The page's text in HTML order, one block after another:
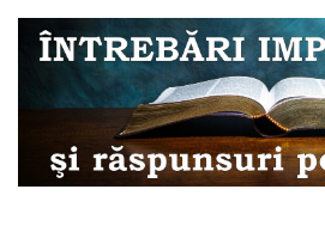
conținut